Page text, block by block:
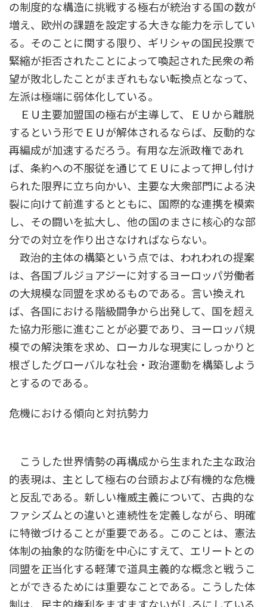
の制度的な構造に挑戦する極右が統治する国の数が
増え、欧州の課題を設定する大きな能力を示してい
る。そのことに関する限り、ギリシャの国民投票で
緊縮が拒否されたことによって喚起された民衆の希
望が敗北したことがまぎれもない転換点となって、
左派は極端に弱体化している。
ＥＵ主要加盟国の極右が主導して、ＥＵから離脱
するという形でＥＵが解体されるならば、反動的な
再編成が加速するだろう。有用な左派政権であれ
ば、条約への不服従を通じてＥＵによって押し付け
られた限界に立ち向かい、主要な大衆部門による決
裂に向けて前進するとともに、国際的な連携を模索
し、その闘いを拡大し、他の国のまさに核心的な部
分での対立を作り出さなければならない。
政治的主体の構築という点では、われわれの提案
は、各国ブルジョアジーに対するヨーロッパ労働者
の大規模な同盟を求めるものである。言い換えれ
ば、各国における階級闘争から出発して、国を超え
た協力形態に進むことが必要であり、ヨーロッパ規
模での解決策を求め、ローカルな現実にしっかりと
根ざしたグローバルな社会・政治運動を構築しよう
とするのである。
危機における傾向と対抗勢力
こうした世界情勢の再構成から生まれた主な政治
的表現は、主として極右の台頭および有機的な危機
と反乱である。新しい権威主義について、古典的な
ファシズムとの違いと連続性を定義しながら、明確
に特徴づけることが重要である。このことは、憲法
体制の抽象的な防衛を中心にすえて、エリートとの
同盟を正当化する軽薄で道具主義的な概念と戦うこ
とができるためには重要なことである。こうした体